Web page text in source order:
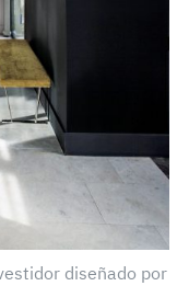
diseñado por